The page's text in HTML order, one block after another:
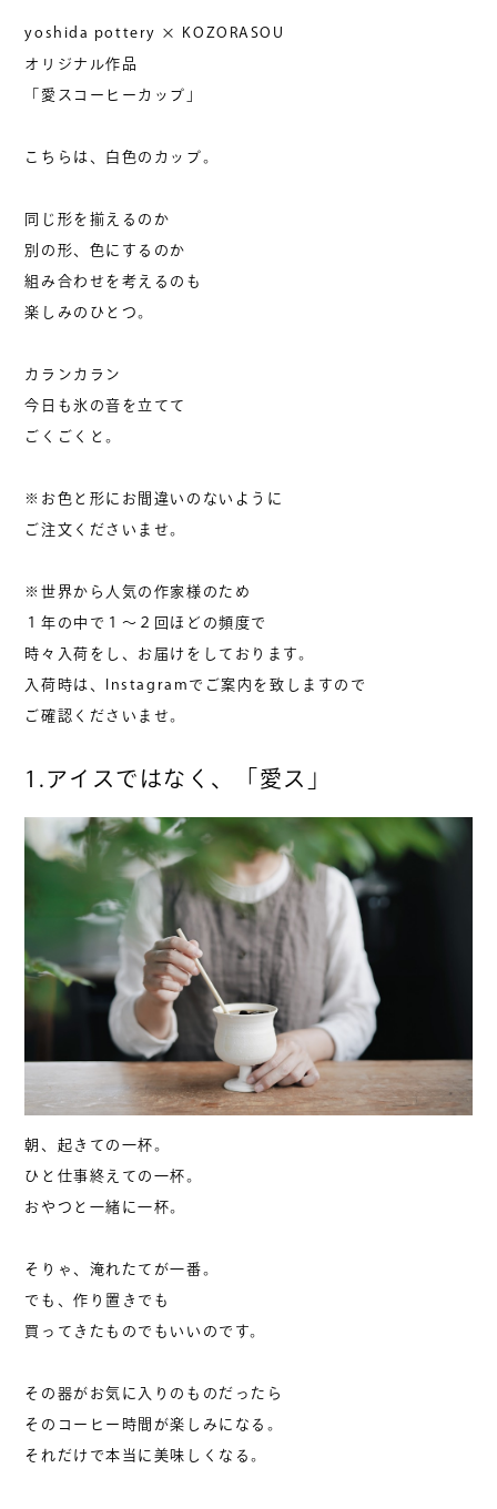
yoshida pottery × KOZORASOU
オリジナル作品
「愛スコーヒーカップ」
こちらは、白色のカップ。
同じ形を揃えるのか
別の形、色にするのか
組み合わせを考えるのも
楽しみのひとつ。
カランカラン
今日も氷の音を立てて
ごくごくと。
※お色と形にお間違いのないように
ご注文くださいませ。
※世界から人気の作家様のため
１年の中で１〜２回ほどの頻度で
時々入荷をし、お届けをしております。
入荷時は、Instagramでご案内を致しますので
ご確認くださいませ。
1.アイスではなく、「愛ス」
朝、起きての一杯。
ひと仕事終えての一杯。
おやつと一緒に一杯。
そりゃ、淹れたてが一番。
でも、作り置きでも
買ってきたものでもいいのです。
その器がお気に入りのものだったら
そのコーヒー時間が楽しみになる。
それだけで本当に美味しくなる。